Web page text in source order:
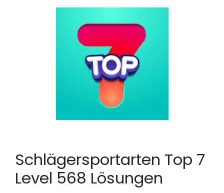
Schlägersportarten Top 7
Level 568 Lösungen